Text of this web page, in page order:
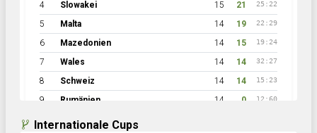
4 Slowakei 15 21 25:22
5 Malta 14 19 22:29
6 Mazedonien 14 15 19:24
7 Wales 14 14 32:27
8 Schweiz 14 14 15:23
9 Rumänien 14 0 12:60
Internationale Cups